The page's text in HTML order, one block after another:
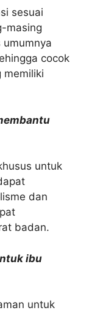
sesuai
masing
cocok
memiliki
untuk
dan
badan.
ibu
untuk